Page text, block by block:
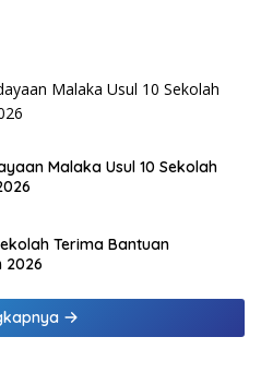
Malaka Usul 10 Sekolah
Terima Bantuan
2026